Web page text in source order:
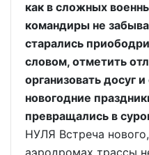
как в сложных
командиры не
старались
словом, отметить
организовать досуг
новогодние
превращались в
НУЛЯ Встреча
аэродромах трассы